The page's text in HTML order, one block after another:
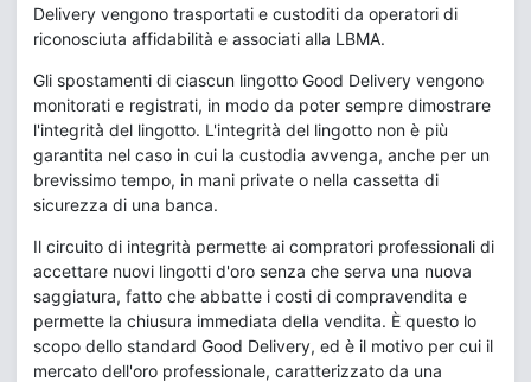
Delivery vengono trasportati e custoditi da operatori di
riconosciuta affidabilità e associati alla LBMA.
Gli spostamenti di ciascun lingotto Good Delivery vengono
monitorati e registrati, in modo da poter sempre dimostrare
l'integrità del lingotto. L'integrità del lingotto non è più
garantita nel caso in cui la custodia avvenga, anche per un
brevissimo tempo, in mani private o nella cassetta di
sicurezza di una banca.
Il circuito di integrità permette ai compratori professionali di
accettare nuovi lingotti d'oro senza che serva una nuova
saggiatura, fatto che abbatte i costi di compravendita e
permette la chiusura immediata della vendita. È questo lo
scopo dello standard Good Delivery, ed è il motivo per cui il
mercato dell'oro professionale, caratterizzato da una